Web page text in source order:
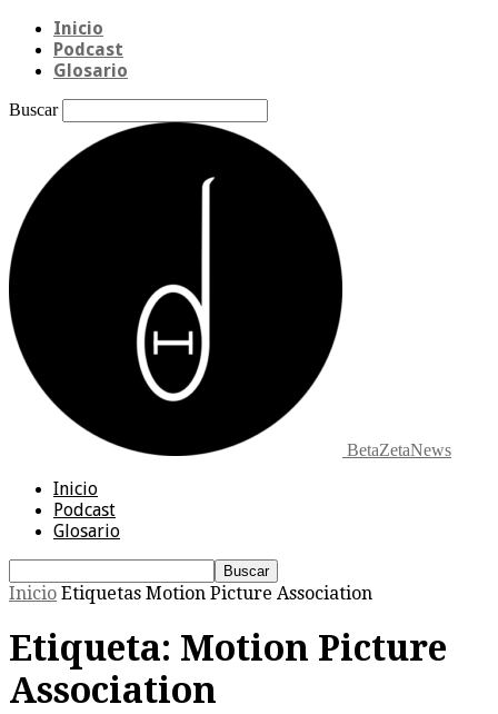
Inicio
Podcast
Glosario
Buscar
BetaZetaNews
Inicio
Podcast
Glosario
Inicio Etiquetas Motion Picture Association
Etiqueta: Motion Picture
Association